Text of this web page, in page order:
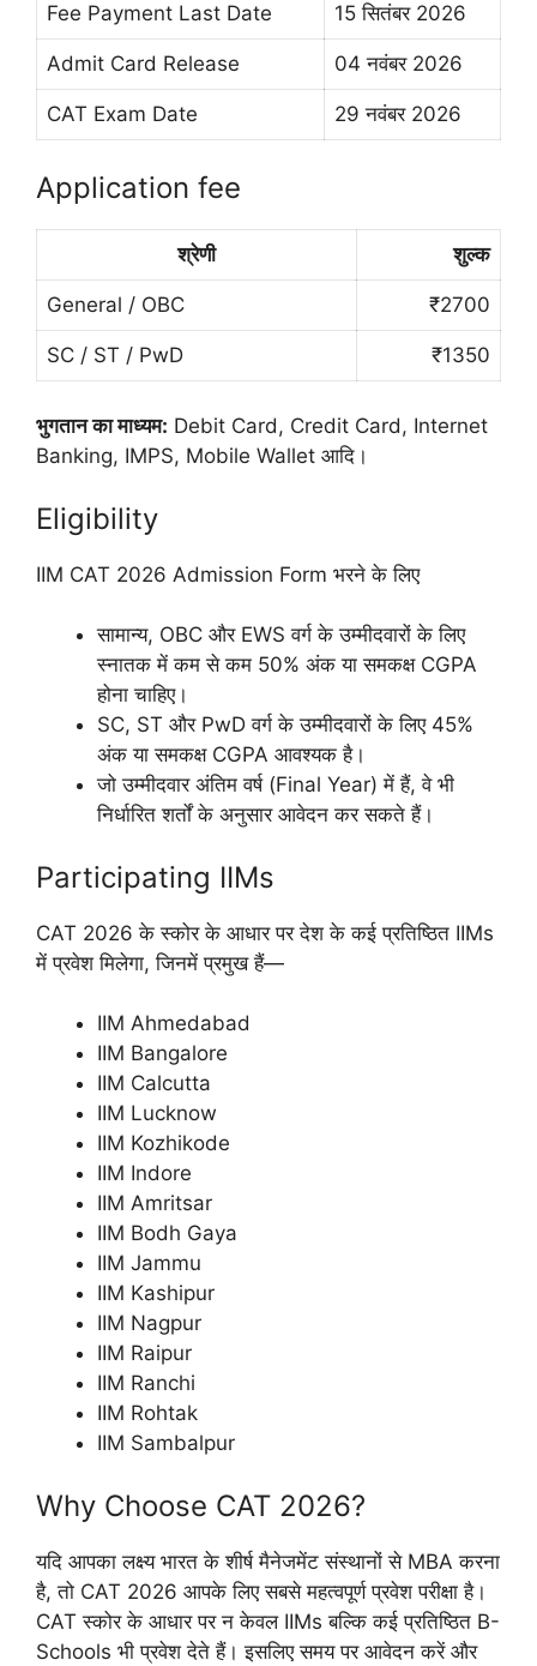
Fee Payment Last Date 15 सितंबर 2026
Admit Card Release 04 नवंबर 2026
CAT Exam Date 29 नवंबर 2026
Application fee
श्रेणी शुल्क
General / OBC ₹2700
SC / ST / PwD ₹1350
भुगतान का माध्यम: Debit Card, Credit Card, Internet
Banking, IMPS, Mobile Wallet आदि।
Eligibility
IIM CAT 2026 Admission Form भरने के लिए
सामान्य, OBC और EWS वर्ग के उम्मीदवारों के लिए
स्नातक में कम से कम 50% अंक या समकक्ष CGPA
होना चाहिए।
SC, ST और PwD वर्ग के उम्मीदवारों के लिए 45%
अंक या समकक्ष CGPA आवश्यक है।
जो उम्मीदवार अंतिम वर्ष (Final Year) में हैं, वे भी
निर्धारित शर्तों के अनुसार आवेदन कर सकते हैं।
Participating IIMs
CAT 2026 के स्कोर के आधार पर देश के कई प्रतिष्ठित IIMs
में प्रवेश मिलेगा, जिनमें प्रमुख हैं—
IIM Ahmedabad
IIM Bangalore
IIM Calcutta
IIM Lucknow
IIM Kozhikode
IIM Indore
IIM Amritsar
IIM Bodh Gaya
IIM Jammu
IIM Kashipur
IIM Nagpur
IIM Raipur
IIM Ranchi
IIM Rohtak
IIM Sambalpur
Why Choose CAT 2026?
यदि आपका लक्ष्य भारत के शीर्ष मैनेजमेंट संस्थानों से MBA करना
है, तो CAT 2026 आपके लिए सबसे महत्वपूर्ण प्रवेश परीक्षा है।
CAT स्कोर के आधार पर न केवल IIMs बल्कि कई प्रतिष्ठित B-
Schools भी प्रवेश देते हैं। इसलिए समय पर आवेदन करें और